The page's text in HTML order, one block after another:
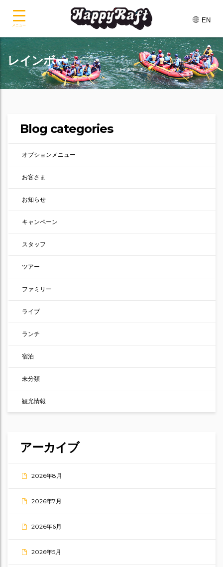
EN
レインボー
HOME POSTS TAGGED "レインボー"
Blog categories
オプションメニュー
お客さま
お知らせ
キャンペーン
スタッフ
ツアー
ファミリー
ライブ
ランチ
宿泊
未分類
観光情報
アーカイブ
2026年8月
2026年7月
2026年6月
2026年5月
メニュー